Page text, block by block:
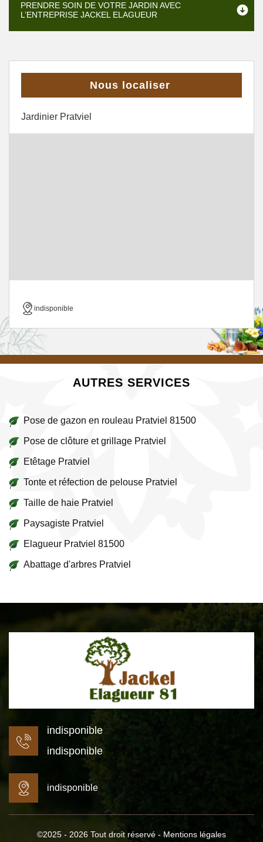
PRENDRE SOIN DE VOTRE JARDIN AVEC
L’ENTREPRISE JACKEL ELAGUEUR
Nous localiser
Jardinier Pratviel
indisponible
AUTRES SERVICES
Pose de gazon en rouleau Pratviel 81500
Pose de clôture et grillage Pratviel
Etêtage Pratviel
Tonte et réfection de pelouse Pratviel
Taille de haie Pratviel
Paysagiste Pratviel
Elagueur Pratviel 81500
Abattage d'arbres Pratviel
indisponible
indisponible
indisponible
©2025 - 2026 Tout droit réservé - Mentions légales